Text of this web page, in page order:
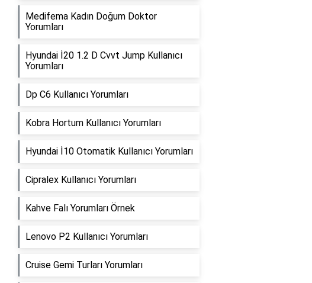
Medifema Kadın Doğum Doktor
Yorumları
Hyundai İ20 1.2 D Cvvt Jump Kullanıcı
Yorumları
Dp C6 Kullanıcı Yorumları
Kobra Hortum Kullanıcı Yorumları
Hyundai İ10 Otomatik Kullanıcı Yorumları
Cipralex Kullanıcı Yorumları
Kahve Falı Yorumları Örnek
Lenovo P2 Kullanıcı Yorumları
Cruise Gemi Turları Yorumları